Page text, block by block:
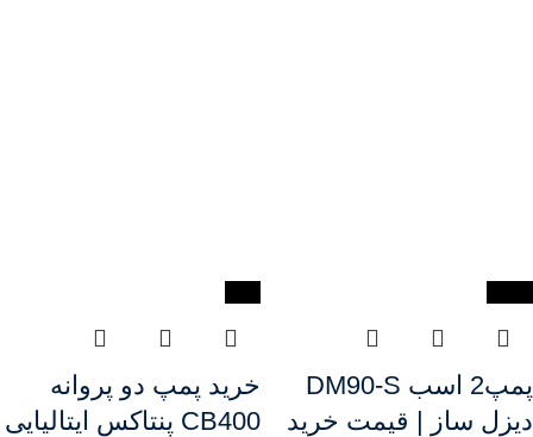
پمپ2 اسب DM90-S
دیزل ساز | قیمت خرید
خرید پمپ دو پروانه
CB400 پنتاکس ایتالیایی